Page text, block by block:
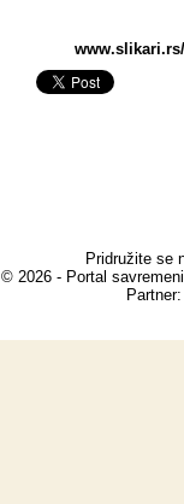
Pridružite se
© 2026 - Portal